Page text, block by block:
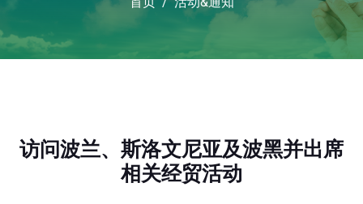
访问波兰、斯洛文尼亚及波黑并出席
相关经贸活动